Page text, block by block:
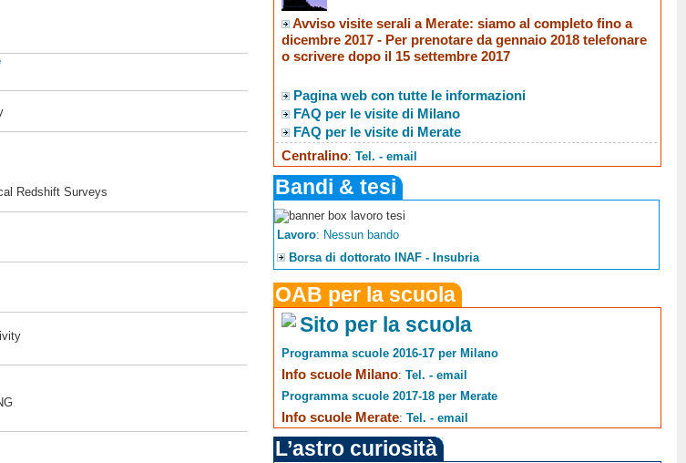
Redshift Surveys
Avviso visite serali a Merate: siamo al completo fino a
dicembre 2017 - Per prenotare da gennaio 2018 telefonare
o scrivere dopo il 15 settembre 2017
Pagina web con tutte le informazioni
FAQ per le visite di Milano
FAQ per le visite di Merate
Centralino:Tel. - email
Bandi & tesi
Lavoro: Nessun bando
Borsa di dottorato INAF - Insubria
OAB per la scuola
Sito per la scuola
Programma scuole 2016-17 per Milano
Info scuole Milano:Tel. - email
Programma scuole 2017-18 per Merate
Info scuole Merate:Tel. - email
L’astro curiosità